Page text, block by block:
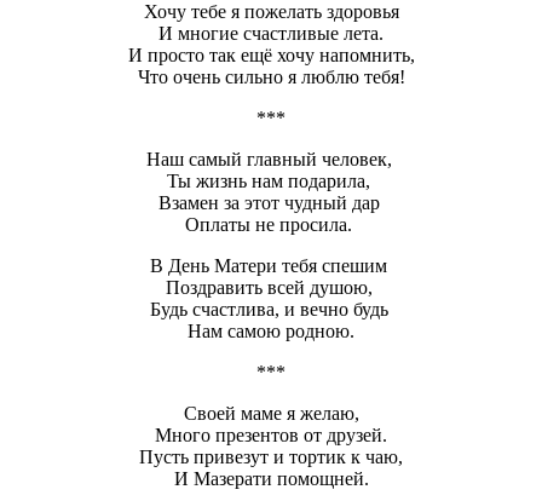
Хочу тебе я пожелать здоровья
И многие счастливые лета.
И просто так ещё хочу напомнить,
Что очень сильно я люблю тебя!
***
Наш самый главный человек,
Ты жизнь нам подарила,
Взамен за этот чудный дар
Оплаты не просила.
В День Матери тебя спешим
Поздравить всей душою,
Будь счастлива, и вечно будь
Нам самою родною.
***
Своей маме я желаю,
Много презентов от друзей.
Пусть привезут и тортик к чаю,
И Мазерати помощней.